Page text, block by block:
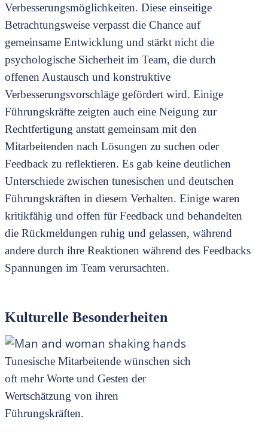
Verbesserungsmöglichkeiten. Diese einseitige
Betrachtungsweise verpasst die Chance auf
gemeinsame Entwicklung und stärkt nicht die
psychologische Sicherheit im Team, die durch
offenen Austausch und konstruktive
Verbesserungsvorschläge gefördert wird. Einige
Führungskräfte zeigten auch eine Neigung zur
Rechtfertigung anstatt gemeinsam mit den
Mitarbeitenden nach Lösungen zu suchen oder
Feedback zu reflektieren. Es gab keine deutlichen
Unterschiede zwischen tunesischen und deutschen
Führungskräften in diesem Verhalten. Einige waren
kritikfähig und offen für Feedback und behandelten
die Rückmeldungen ruhig und gelassen, während
andere durch ihre Reaktionen während des Feedbacks
Spannungen im Team verursachten.
Kulturelle Besonderheiten
Tunesische Mitarbeitende wünschen sich
oft mehr Worte und Gesten der
Wertschätzung von ihren
Führungskräften.